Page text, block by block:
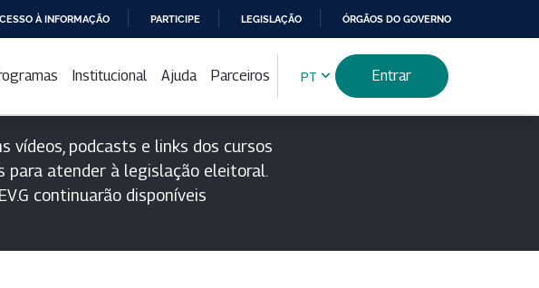
À INFORMAÇÃO PARTICIPE LEGISLAÇÃO ÓRGÃOS DO GOVERNO
Institucional Ajuda Parceiros PT Entrar
vídeos, podcasts e links dos cursos
para atender à legislação eleitoral.
continuarão disponíveis